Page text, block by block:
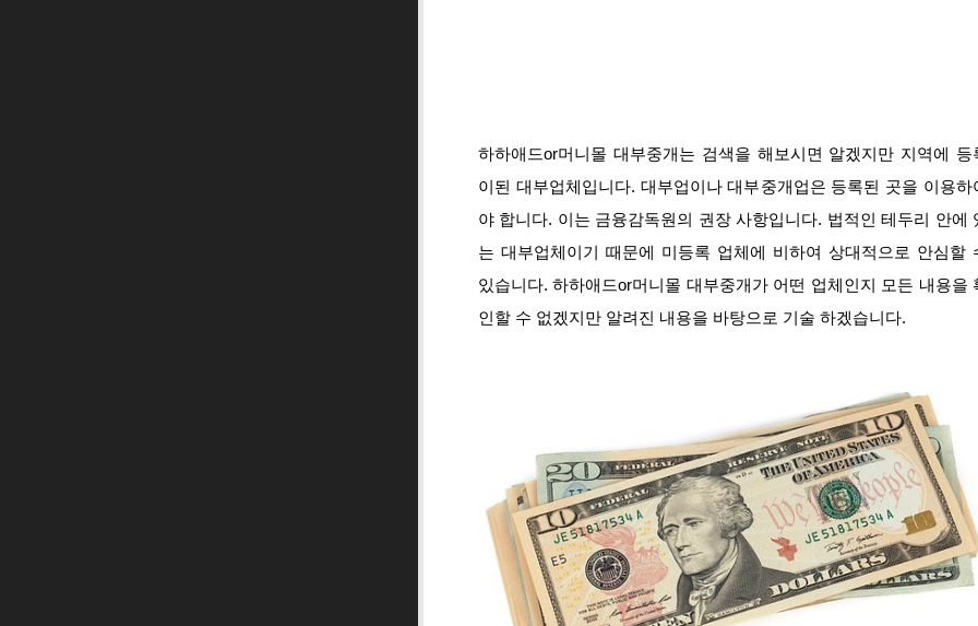
하하애드or머니몰 대부중개는 검색을 해보시면 알겠지만 지역에 등
이된 대부업체입니다. 대부업이나 대부중개업은 등록된 곳을 이용하
야 합니다. 이는 금융감독원의 권장 사항입니다. 법적인 테두리 안에
는 대부업체이기 때문에 미등록 업체에 비하여 상대적으로 안심할
있습니다. 하하애드or머니몰 대부중개가 어떤 업체인지 모든 내용을
인할 수 없겠지만 알려진 내용을 바탕으로 기술 하겠습니다.